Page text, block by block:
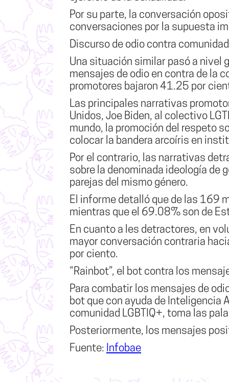
Por su parte, la conversación
conversaciones por la supuesta
Discurso de odio contra
Una situación similar pasó a nivel
mensajes de odio en contra de la
promotores bajaron 41.25 por
Las principales narrativas
Unidos, Joe Biden, al colectivo
mundo, la promoción del respeto
colocar la bandera arcoíris en
Por el contrario, las narrativas
sobre la denominada ideología
parejas del mismo género.
El informe detalló que de las 169
mientras que el 69.08% son de
En cuanto a les detractores, en
mayor conversación contraria
por ciento.
“Rainbot”, el bot contra los
Para combatir los mensajes de
bot que con ayuda de Inteligencia
comunidad LGBTIQ+, toma las
Posteriormente, los mensajes
Fuente: Infobae